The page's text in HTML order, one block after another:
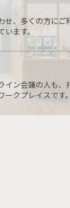
せ、多くの方にご
ます。
イン会議の人も、
クプレイスです。